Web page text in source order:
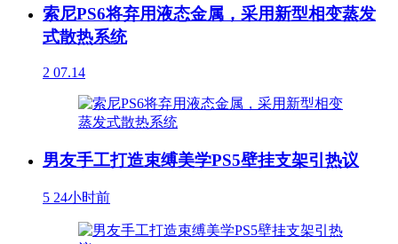
索尼PS6将弃用液态金属，采用新型相变蒸发
式散热系统
2 07.14
男友手工打造束缚美学PS5壁挂支架引热议
5 24小时前